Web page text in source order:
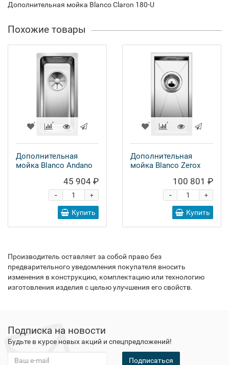
Дополнительная мойка Blanco Claron 180-U
Похожие товары
Дополнительная
мойка Blanco Andano
45 904 ₽
+
-
Купить
Дополнительная
мойка Blanco Zerox
100 801 ₽
+
-
Купить
Производитель оставляет за собой право без
предварительного уведомления покупателя вносить
изменения в конструкцию, комплектацию или технологию
изготовления изделия с целью улучшения его свойств.
Подписка на новости
Будьте в курсе новых акций и спецпредложений!
Подписаться